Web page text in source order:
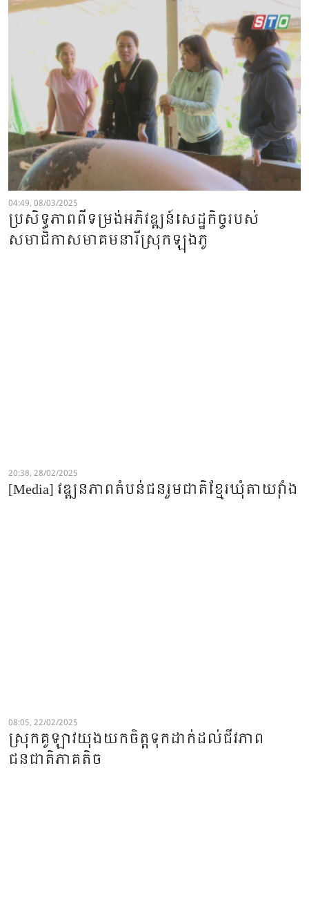
04:49, 08/03/2025
ប្រសិទ្ធភាពពីទម្រង់អភិវឌ្ឍន៍សេដ្ឋកិច្ចរបស់
សមាជិកាសមាគមនារីស្រុកឡុងភូ
20:38, 28/02/2025
[Media] វឌ្ឍនភាពតំបន់ជនរួមជាតិខ្មែរឃុំតាយវ៉ាំង
08:05, 22/02/2025
ស្រុកគូឡាវយុងយកចិត្តទុកដាក់ដល់ជីវភាព
ជនជាតិភាគតិច